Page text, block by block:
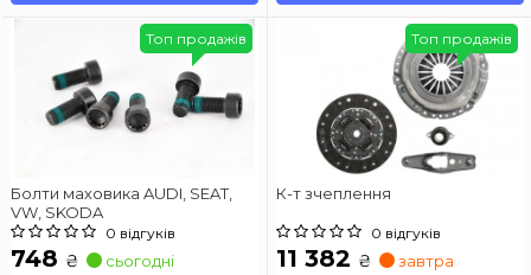
Болти маховика AUDI, SEAT,
VW, SKODA
0 відгуків
748 ₴ сьогодні
Топ продажів
К-т зчеплення
0 відгуків
11 382 ₴ завтра
Топ продажів